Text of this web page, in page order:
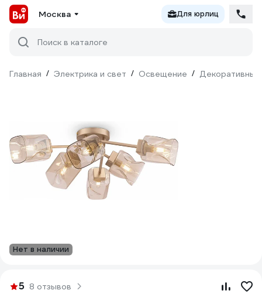
Москва Для юрлиц
Поиск в каталоге
Главная / Электрика и свет / Освещение / Декоративный
Нет в наличии
5 8 отзывов